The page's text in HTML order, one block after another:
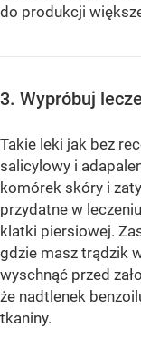
do produkcji
3. Wypróbuj
Takie leki jak bez
salicylowy i
komórek skóry i
przydatne w
klatki piersiowej.
gdzie masz trądzik
wyschnąć przed
że nadtlenek
tkaniny.